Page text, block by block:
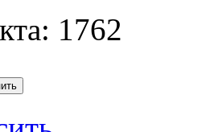
1762